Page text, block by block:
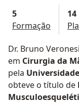
5
Formação
14
Dr. Bruno
em Cirurgia da
pela
obteve o título de